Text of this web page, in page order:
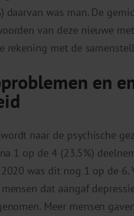
daarvan was man. De
van deze nieuwe
rekening met de
en
naar de psychische
1 op de 4 (23.5%)
was dit nog 1 op de
dat aangaf
Meer mensen